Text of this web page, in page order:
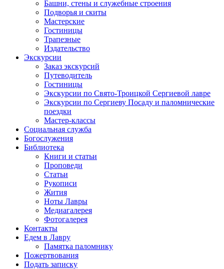
Башни, стены и служебные строения
Подворья и скиты
Мастерские
Гостиницы
Трапезные
Издательство
Экскурсии
Заказ экскурсий
Путеводитель
Гостиницы
Экскурсии по Свято-Троицкой Сергиевой лавре
Экскурсии по Сергиеву Посаду и паломнические
поездки
Мастер-классы
Социальная служба
Богослужения
Библиотека
Книги и статьи
Проповеди
Статьи
Рукописи
Жития
Ноты Лавры
Медиагалерея
Фотогалерея
Контакты
Едем в Лавру
Памятка паломнику
Пожертвования
Подать записку